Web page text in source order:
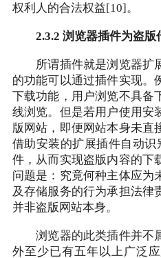
权利人的合法权益[10]。
2.3.2 浏览器插件为盗版
所谓插件就是浏览器扩
的功能可以通过插件实现。
下载功能，用户浏览不具备
线浏览。但是若用户使用安
版网站，即便网站本身未直
借助安装的扩展插件自动
件，从而实现盗版内容的下
问题是：究竟何种主体应为
及存储服务的行为承担法律
并非盗版网站本身。
浏览器的此类插件并不
外至少已有五年以上广泛